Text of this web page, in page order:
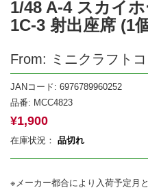
1/48 A-4 スカイ
1C-3 射出座席 (1
From: ミニクラフト
JANコード: 6976789960252
品番: MCC4823
¥1,900
在庫状況： 品切れ
※メーカー都合により入荷予定月